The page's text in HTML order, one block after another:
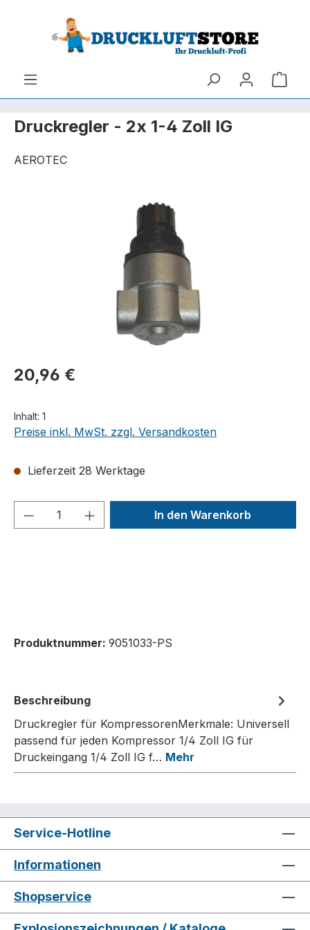
Hauptinhalt springen
Zur Suche springen
Druckregler - 2x 1-4 Zoll IG
AEROTEC
Bildergalerie überspringen
20,96 €
Inhalt: 1
Preise inkl. MwSt. zzgl. Versandkosten
Lieferzeit 28 Werktage
Produkt Anzahl: Gib denIn den Warenkorb
Produktnummer: 9051033-PS
Beschreibung
Druckregler für KompressorenMerkmale: Universell
passend für jeden Kompressor 1/4 Zoll IG für
Druckeingang 1/4 Zoll IG f… Mehr
Service-Hotline
Informationen
Shopservice